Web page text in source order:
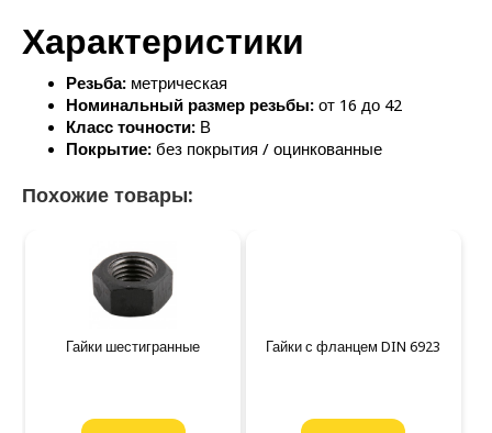
Характеристики
Резьба: метрическая
Номинальный размер резьбы: от 16 до 42
Класс точности: В
Покрытие: без покрытия / оцинкованные
Похожие товары:
Гайки шестигранные Гайки с фланцем DIN 6923